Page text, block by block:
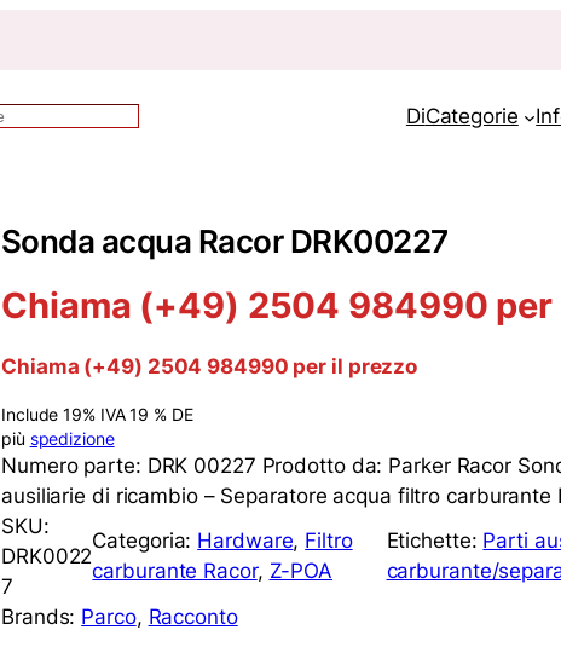
DiCategorie
Sonda acqua Racor DRK00227
Chiama (+49) 2504 984990 per
Chiama (+49) 2504 984990 per il prezzo
Include 19% IVA 19 % DE
più spedizione
Numero parte: DRK 00227 Prodotto da: Parker Racor
ausiliarie di ricambio – Separatore acqua filtro carburante
SKU:
DRK0022
7
Categoria: Hardware, Filtro
carburante Racor, Z-POA
Etichette: Parti
carburante/
Brands: Parco, Racconto